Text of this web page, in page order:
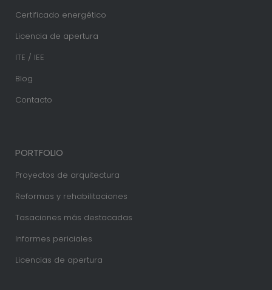
Certificado energético
Licencia de apertura
ITE / IEE
Blog
Contacto
PORTFOLIO
Proyectos de arquitectura
Reformas y rehabilitaciones
Tasaciones más destacadas
Informes periciales
Licencias de apertura